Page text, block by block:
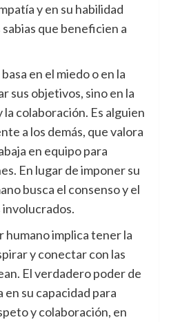
y en su habilidad
que beneficien a
en el miedo o en la
sus objetivos, sino en la
colaboración. Es alguien
a los demás, que valora
en equipo para
En lugar de imponer su
busca el consenso y el
humano implica tener la
y conectar con las
El verdadero poder de
su capacidad para
y colaboración, en